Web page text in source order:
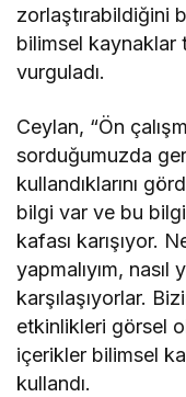
zorlaştırabildiğini
bilimsel kaynaklar
vurguladı.
Ceylan, “Ön
sorduğumuzda
kullandıklarını
bilgi var ve bu
kafası karışıyor.
yapmalıyım, nasıl
karşılaşıyorlar.
etkinlikleri görsel
içerikler bilimsel
kullandı.